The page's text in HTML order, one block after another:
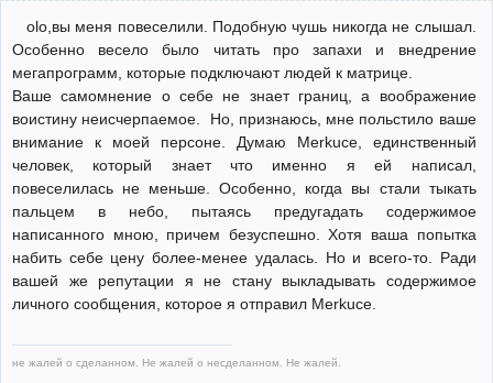
olo,вы меня повеселили. Подобную чушь никогда не слышал.
Особенно весело было читать про запахи и внедрение
мегапрограмм, которые подключают людей к матрице.
Ваше самомнение о себе не знает границ, а воображение
воистину неисчерпаемое. Но, признаюсь, мне польстило ваше
внимание к моей персоне. Думаю Merkuce, единственный
человек, который знает что именно я ей написал,
повеселилась не меньше. Особенно, когда вы стали тыкать
пальцем в небо, пытаясь предугадать содержимое
написанного мною, причем безуспешно. Хотя ваша попытка
набить себе цену более-менее удалась. Но и всего-то. Ради
вашей же репутации я не стану выкладывать содержимое
личного сообщения, которое я отправил Merkuce.
не жалей о сделанном. Не жалей о несделанном. Не жалей.